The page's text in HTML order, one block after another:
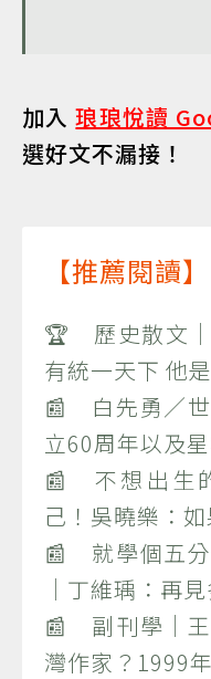
加入琅琅悅讀
選好文不漏接！
【推薦閱讀】
🏆 歷史散文｜
有統一天下 他
📰 白先勇／世
立60周年以及
📰 不想出生
己！吳曉樂：
📰 就學個五
｜丁維瑀：再
📰 副刊學｜王
灣作家？1999